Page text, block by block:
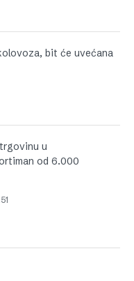
bit će uvećana
u
od 6.000